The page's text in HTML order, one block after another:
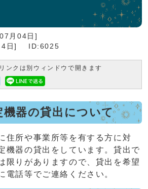
月04日]
日]
ID:6025
ンクは別ウィンドウで開きます
機器の貸出について
住所や事業所等を有する方に対
機器の貸出をしています。貸出で
限りがありますので、貸出を希望
電話等でご連絡ください。